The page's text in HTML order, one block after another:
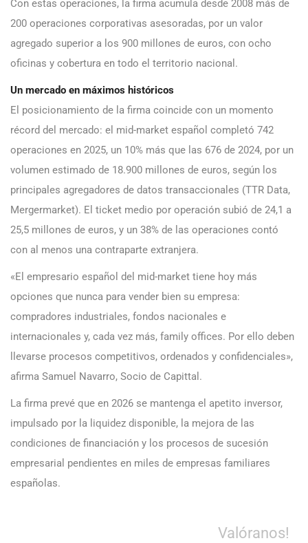
Con estas operaciones, la firma acumula desde 2008 más de
200 operaciones corporativas asesoradas, por un valor
agregado superior a los 900 millones de euros, con ocho
oficinas y cobertura en todo el territorio nacional.
Un mercado en máximos históricos
El posicionamiento de la firma coincide con un momento
récord del mercado: el mid-market español completó 742
operaciones en 2025, un 10% más que las 676 de 2024, por un
volumen estimado de 18.900 millones de euros, según los
principales agregadores de datos transaccionales (TTR Data,
Mergermarket). El ticket medio por operación subió de 24,1 a
25,5 millones de euros, y un 38% de las operaciones contó
con al menos una contraparte extranjera.
«El empresario español del mid-market tiene hoy más
opciones que nunca para vender bien su empresa:
compradores industriales, fondos nacionales e
internacionales y, cada vez más, family offices. Por ello deben
llevarse procesos competitivos, ordenados y confidenciales»,
afirma Samuel Navarro, Socio de Capittal.
La firma prevé que en 2026 se mantenga el apetito inversor,
impulsado por la liquidez disponible, la mejora de las
condiciones de financiación y los procesos de sucesión
empresarial pendientes en miles de empresas familiares
españolas.
Valóranos!